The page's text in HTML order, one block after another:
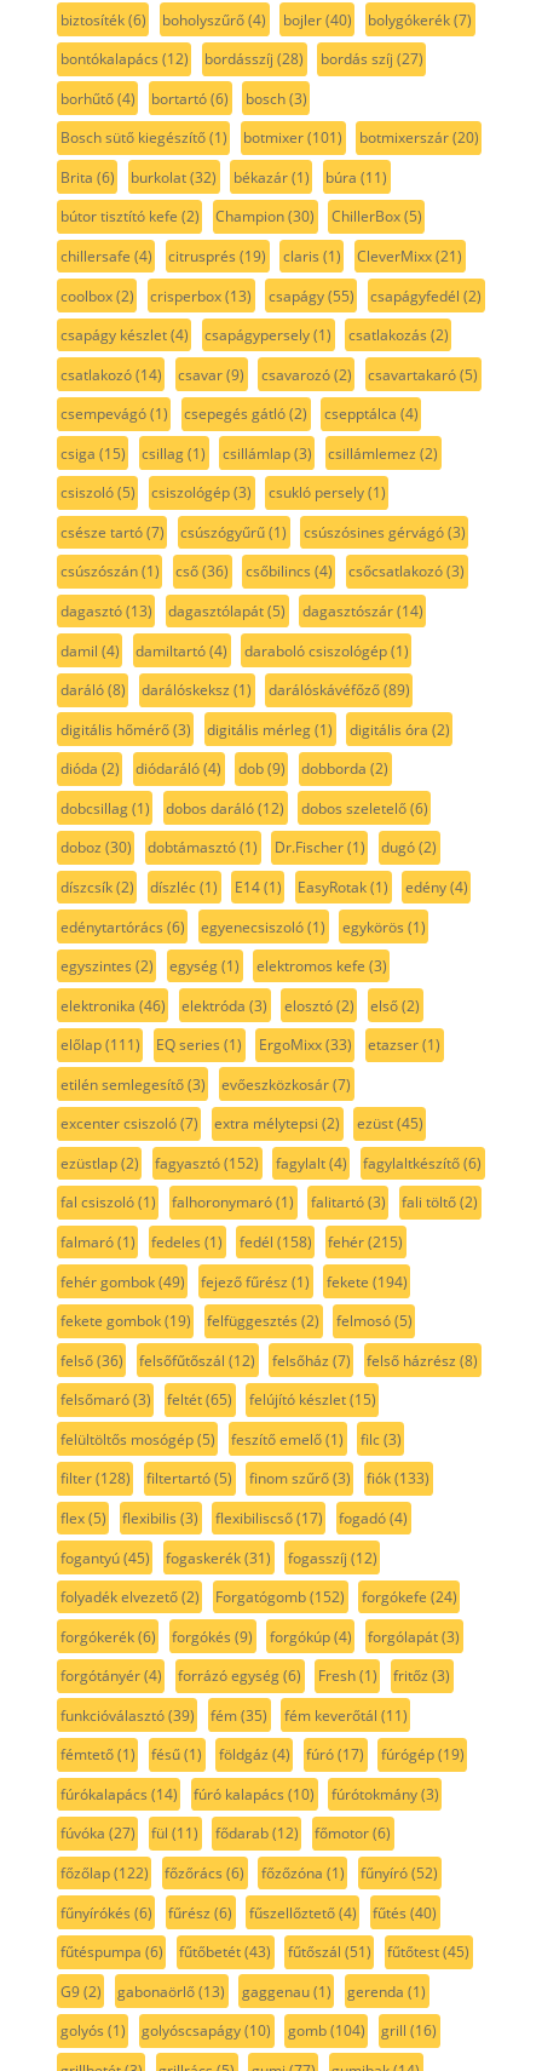
biztosíték(6) boholyszűrő(4) bojler(40) bolygókerék(7)
bontókalapács (12) bordásszíj (28) bordás szíj (27)
borhűtő(4) bortartó(6) bosch(3)
Bosch sütő kiegészítő(1) botmixer(101) botmixerszár(20)
Brita (6) burkolat(32) békazár(1) búra (11)
bútor tisztító kefe (2) Champion(30) ChillerBox(5)
chillersafe (4) citrusprés (19) claris (1) CleverMixx(21)
coolbox(2) crisperbox(13) csapágy(55) csapágyfedél (2)
csapágy készlet(4) csapágypersely(1) csatlakozás (2)
csatlakozó(14) csavar(9) csavarozó(2) csavartakaró(5)
csempevágó(1) csepegés gátló(2) csepptálca (4)
csiga (15) csillag(1) csillámlap(3) csillámlemez (2)
csiszoló(5) csiszológép(3) csukló persely(1)
csésze tartó(7) csúszógyűrű(1) csúszósines gérvágó(3)
csúszószán(1) cső(36) csőbilincs (4) csőcsatlakozó(3)
dagasztó(13) dagasztólapát(5) dagasztószár(14)
damil (4) damiltartó(4) daraboló csiszológép(1)
daráló(8) darálóskeksz (1) darálóskávéfőző(89)
digitális hőmérő(3) digitális mérleg(1) digitális óra (2)
dióda (2) diódaráló(4) dob(9) dobborda (2)
dobcsillag(1) dobos daráló(12) dobos szeletelő(6)
doboz (30) dobtámasztó(1) Dr.Fischer(1) dugó(2)
díszcsík(2) díszléc(1) E14(1) EasyRotak(1) edény(4)
edénytartórács (6) egyenecsiszoló(1) egykörös (1)
egyszintes (2) egység(1) elektromos kefe (3)
elektronika (46) elektróda (3) elosztó(2) első(2)
előlap(111) EQ series (1) ErgoMixx(33) etazser(1)
etilén semlegesítő(3) evőeszközkosár(7)
excenter csiszoló(7) extra mélytepsi (2) ezüst(45)
ezüstlap(2) fagyasztó(152) fagylalt(4) fagylaltkészítő(6)
fal csiszoló(1) falhoronymaró(1) falitartó(3) fali töltő(2)
falmaró(1) fedeles (1) fedél (158) fehér(215)
fehér gombok(49) fejező fűrész (1) fekete (194)
fekete gombok(19) felfüggesztés (2) felmosó(5)
felső(36) felsőfűtőszál (12) felsőház (7) felső házrész (8)
felsőmaró(3) feltét(65) felújító készlet(15)
felültöltős mosógép(5) feszítő emelő(1) filc(3)
filter(128) filtertartó(5) finom szűrő(3) fiók(133)
flex(5) flexibilis (3) flexibiliscső(17) fogadó(4)
fogantyú(45) fogaskerék(31) fogasszíj (12)
folyadék elvezető(2) Forgatógomb(152) forgókefe (24)
forgókerék(6) forgókés (9) forgókúp(4) forgólapát(3)
forgótányér(4) forrázó egység(6) Fresh(1) fritőz (3)
funkcióválasztó(39) fém(35) fém keverőtál (11)
fémtető(1) fésű(1) földgáz (4) fúró(17) fúrógép(19)
fúrókalapács (14) fúró kalapács (10) fúrótokmány(3)
fúvóka (27) fül (11) fődarab(12) főmotor(6)
főzőlap(122) főzőrács (6) főzőzóna (1) fűnyíró(52)
fűnyírókés (6) fűrész (6) fűszellőztető(4) fűtés (40)
fűtéspumpa (6) fűtőbetét(43) fűtőszál (51) fűtőtest(45)
G9(2) gabonaörlő(13) gaggenau(1) gerenda (1)
golyós (1) golyóscsapágy(10) gomb(104) grill (16)